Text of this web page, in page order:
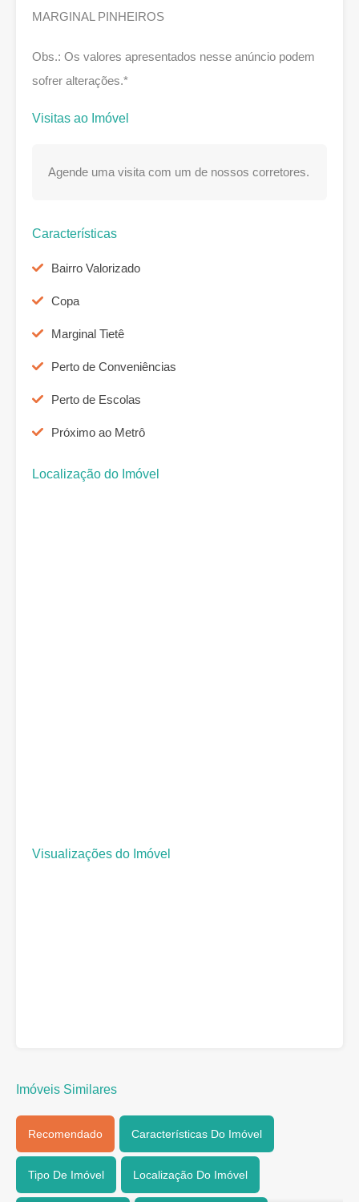
MARGINAL PINHEIROS
Obs.: Os valores apresentados nesse anúncio podem
sofrer alterações.*
Visitas ao Imóvel
Agende uma visita com um de nossos corretores.
Características
Bairro Valorizado
Copa
Marginal Tietê
Perto de Conveniências
Perto de Escolas
Próximo ao Metrô
Localização do Imóvel
Visualizações do Imóvel
Imóveis Similares
Recomendado Características Do Imóvel
Tipo De Imóvel Localização Do Imóvel